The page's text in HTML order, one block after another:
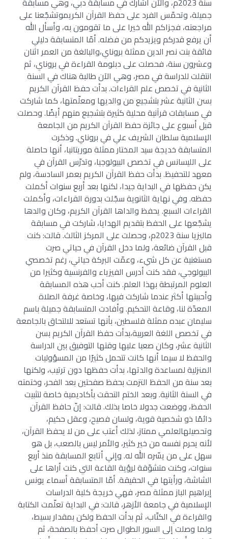
جميلة، وتحمّس الفرد على حفظ القرآن الكريموتشجّعنا على
مراجعته، فجزاكم الله خيرا على ما تقومون به، وأسأل الله
أن يرفع قدركم ويزيدكم من فضله. أمّا المتسابقة دليلي
فائقة بنت نصر الدين ممثلة بروناي،والبالغة من العمر اثنان
وعشرون سنة، فحصلت على دبلومة القراءة في بروناي، ثم
انتقلت للدراسة في مصر، وهي الآن طالبة هناك في السنة
الثانية في تخصص علم القراءات. بدأت حفظ القرآن الكريم
بسن الثانية عشر بتشجيع من والديها ومعلّمتها، كما شاركت
في مسابقات قرآنية محلية كثيرة بتشجيع منهم أيضًا. وحصلت
قبل أسبوع على جائزة حفظ القرآن الكريم من الجامعة
الإسلامية سلطان الشريف علي في بروناي. وذكرت
المتسابقة خديجة سيد المختار ممثلة موريتانيا، أنها حاصلة
على الليسانس في تخصص البيولوجيا، وتدرّس القرآن في
معهد للتحفيظ. بدأت حفظ القرآن الكريم بعمر السادسة، ولم
يكن حفظها في البداية جيدا، لكنها بعد أربع سنوات أكملت
حفظه. وفي نهاية الثانوية سجّلت بدورة القراءات، وأكملت
القراءات السبع. يحفظ والداها القرآن الكريم، وكان والدها
يشجّعها على الحفظ بتقديم الهدايا، شاركت في مسابقة
ماليزيا سنة 2023م، وحصلت على المركز الثالث. قالت: كنت
قبل القرآن ضائعة، ولما دخل القرآن في حياتي صرت
مستغنية عن كل شيء، وعمّت البركة حياتي، رغم تخصصي
البيولوجي، فقد كنت أدرس الفيزياء والفرنسية وكثيرا من
العلوم المرتبطة بهذا العلم. كنت أحب هذه المسابقة
وأحببتها أكثر عندما شاركت فيها، وخاصة غرفة الصلاة
المعدّة لنا، وقاعة التحكيم. وأفادت المتسابقة جميلة باسم
سليمان عبده ممثلة فلسطين، بأنها تستعد للالتحاق بالجامعة
في تخصص اللغة العربية،بدأت حفظ القرآن الكريم بسن
الثانية عشر، وكان صعبا عليها وقتها التوفيق بين الدراسة
والحفظ لا سيما أنها كانت تتحمل كثيرًا من المسؤوليات
المنزلية لمساعدة والدتها، بدأت حفظها دون ترتيب، ولكنها
بعد سنة من الحفظ التزمت بحفظ صفحتين بعد الفحر، وختمته
في السنة الثانية. وبعد الختم التحقت بأكاديمية خاصة لتثبيت
الحفظ، ووضعت جدولا خاصا بذلك. قالت: إنّ حافظ القرآن
دائمًا ذو شخصية قوية، ولسان فصيح، وعقل حكيم،
وتحصيلهالعلمي ممتاز، لذلك أعتب على من لا يحفظ القرآن،
لأنه يحرم نفسه من خير كثير، والأمر ليس بالصعب، بل هو
سهل على من يسّره الله له. وإني أتابع المسابقة منذ أربع
سنوات، وكنت متشوّقة لرؤية القاعة التي كنت أراها على
الشاشة، ورأيتها في الحقيقة. أمّا المتسابقة أسماء يونس
إبراهيم الباز ممثلة مصر، فهي خريجة كلية الدراسات
الإسلامية في جامعة الأزهر، قالت: في البداية تعلّمت الكتابة
والقراءة في الكتّاب، ثم بدأت الحفظ ولكن بمقدار بسيط،
ولما وصلت إلى السور الطوال صرت أحفظ بالصفحة، ثم